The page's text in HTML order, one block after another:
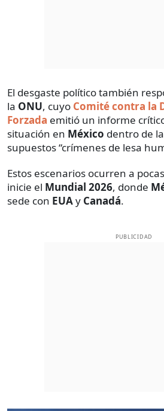
El desgaste político también
la ONU, cuyo Comité contra la
Forzada emitió un informe
situación en México dentro de
supuestos “crímenes de lesa
Estos escenarios ocurren a
inicie el Mundial 2026, donde
sede con EUAy Canadá.
PUBLICIDAD